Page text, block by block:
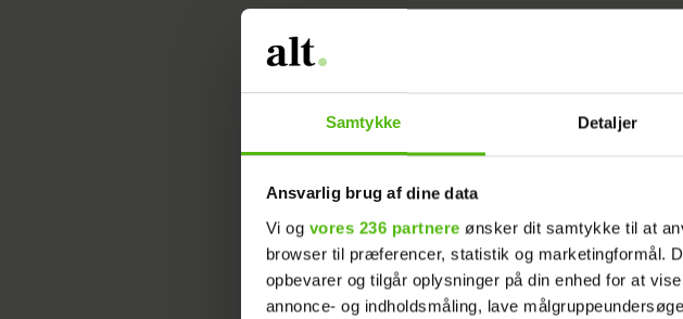
Samtykke Detaljer
Ansvarlig brug af dine data
Vi og vores 236 partnere ønsker dit samtykke til at
browser til præferencer, statistik og marketingformål.
opbevarer og tilgår oplysninger på din enhed for at
annonce- og indholdsmåling, lave
Viaplay.
LUKSUSFÆLDEN KENDTE HEROGNU